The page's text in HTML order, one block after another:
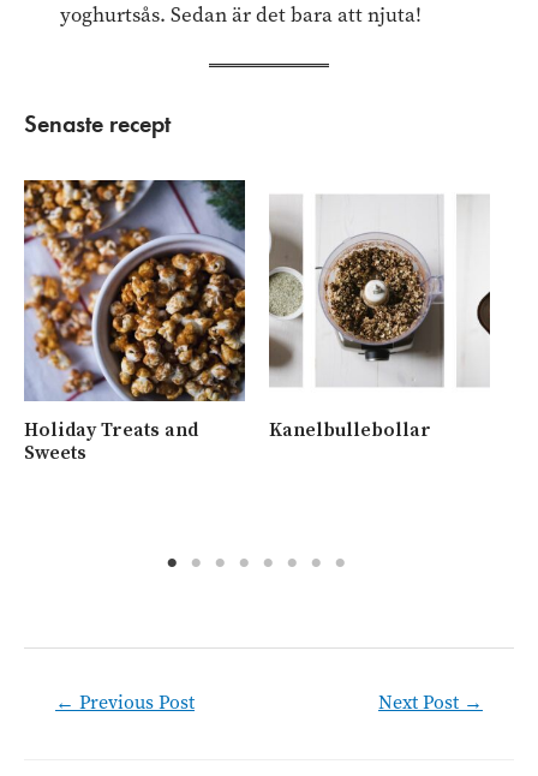
yoghurtsås. Sedan är det bara att njuta!
Senaste recept
Holiday Treats and
Sweets
Kanelbullebollar
← Previous Post Next Post →